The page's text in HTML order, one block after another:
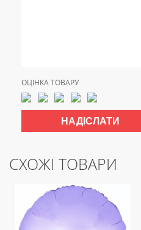
ОЦІНКА ТОВАРУ
СХОЖІ ТОВАРИ